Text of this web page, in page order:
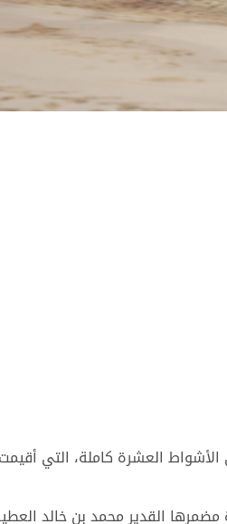
القدير محمد بن خالد